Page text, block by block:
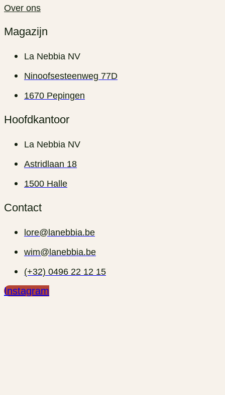
Over ons
Magazijn
La Nebbia NV
Ninoofsesteenweg 77D
1670 Pepingen
Hoofdkantoor
La Nebbia NV
Astridlaan 18
1500 Halle
Contact
lore@lanebbia.be
wim@lanebbia.be
(+32) 0496 22 12 15‬
Instagram